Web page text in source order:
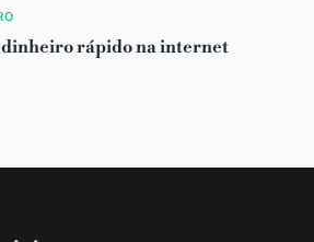
dinheiro rápido na internet